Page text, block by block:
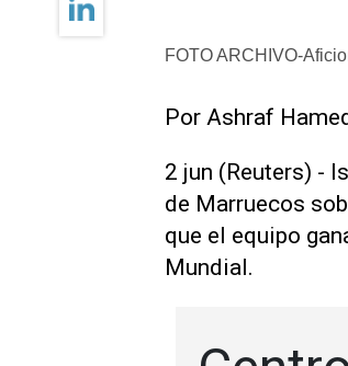
FOTO ARCHIVO-
Por Ashraf
2 jun (Reuters) -
de Marruecos
que el equipo
Mundial.